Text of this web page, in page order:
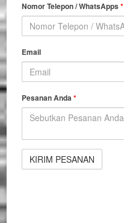
Nomor Telepon / WhatsApps*
Email
Pesanan Anda*